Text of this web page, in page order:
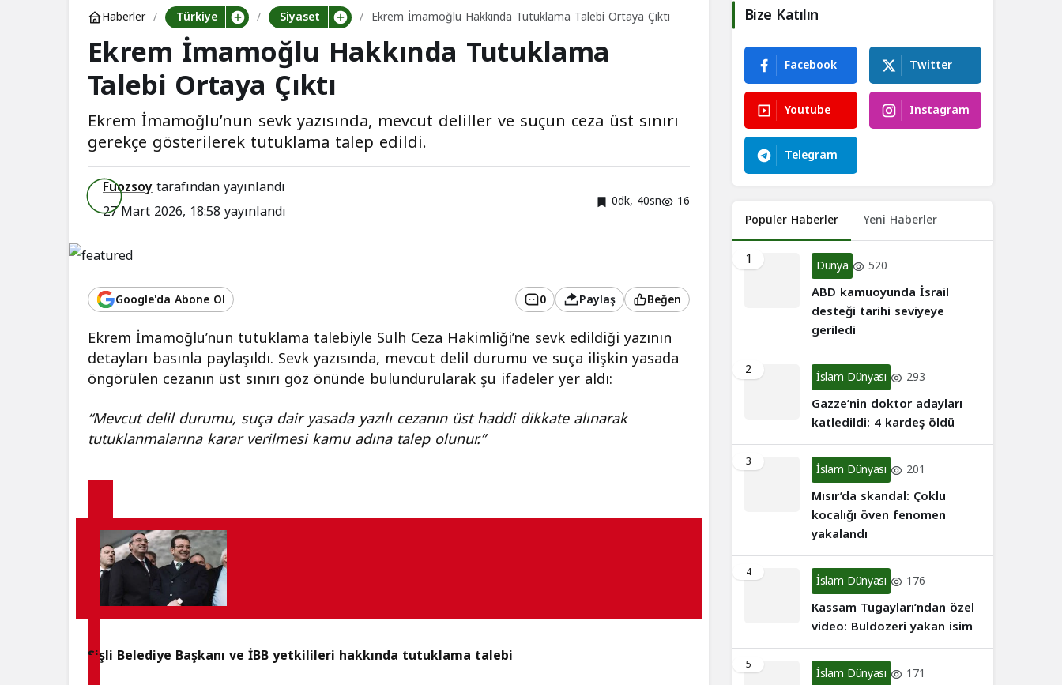
Haberler Türkiye Siyaset Ekrem İmamoğlu Hakkında Tutuklama Talebi Ortaya Çıktı
Ekrem İmamoğlu Hakkında Tutuklama
Talebi Ortaya Çıktı
Ekrem İmamoğlu’nun sevk yazısında, mevcut deliller ve suçun ceza üst sınırı
gerekçe gösterilerek tutuklama talep edildi.
Fuozsoytarafından yayınlandı
27 Mart 2026, 18:58yayınlandı 0dk, 40sn 16
Google'da Abone Ol 0 Paylaş Beğen
Ekrem İmamoğlu’nun tutuklama talebiyle Sulh Ceza Hakimliği’ne sevk edildiği yazının
detayları basınla paylaşıldı. Sevk yazısında, mevcut delil durumu ve suça ilişkin yasada
öngörülen cezanın üst sınırı göz önünde bulundurularak şu ifadeler yer aldı:
“Mevcut delil durumu, suça dair yasada yazılı cezanın üst haddi dikkate alınarak
tutuklanmalarına karar verilmesi kamu adına talep olunur.”
Şişli Belediye Başkanı ve İBB yetkilileri hakkında tutuklama talebi
Bize Katılın
Facebook Twitter
Youtube Instagram
Telegram
Popüler Haberler Yeni Haberler
1 Dünya 520
ABD kamuoyunda İsrail
desteği tarihi seviyeye
geriledi
2 İslam Dünyası 293
Gazze’nin doktor adayları
katledildi: 4 kardeş öldü
3 İslam Dünyası 201
Mısır’da skandal: Çoklu
kocalığı öven fenomen
yakalandı
4 İslam Dünyası 176
Kassam Tugayları’ndan özel
video: Buldozeri yakan isim
5 İslam Dünyası 171